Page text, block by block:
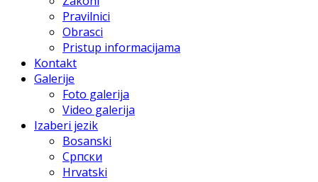
Pravilnici
Obrasci
Pristup informacijama
Kontakt
Galerije
Foto galerija
Video galerija
Izaberi jezik
Bosanski
Српски
Hrvatski